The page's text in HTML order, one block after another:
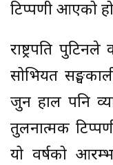
टिप्पणी आएको
राष्ट्रपति
सोभियत
जुन हाल पनि
तुलनात्मक
यो वर्षको